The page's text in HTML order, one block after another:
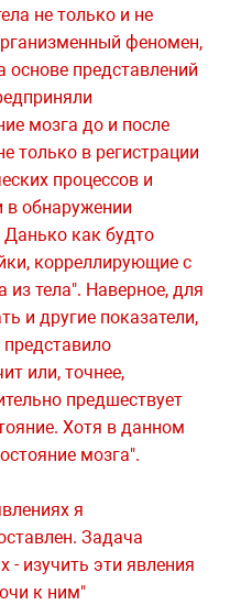
не только и не
феномен,
основе представлений
мозга до и после
только в регистрации
процессов и
в обнаружении
Данько как будто
корреллирующие с
тела". Наверное, для
и другие показатели,
или, точнее,
предшествует
Хотя в данном
мозга".
я
Задача
изучить эти явления
к ним"